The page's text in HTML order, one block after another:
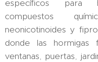
específicos para
compuestos
neonicotinoides y
donde las hormigas
ventanas, puertas,